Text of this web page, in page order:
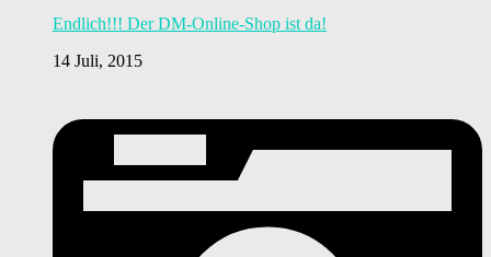
Endlich!!! Der DM-Online-Shop ist da!
14 Juli, 2015